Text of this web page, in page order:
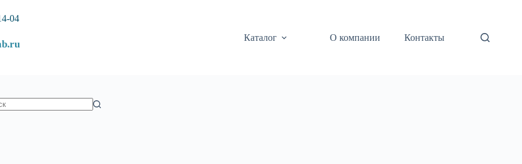
04
Каталог О компании Контакты